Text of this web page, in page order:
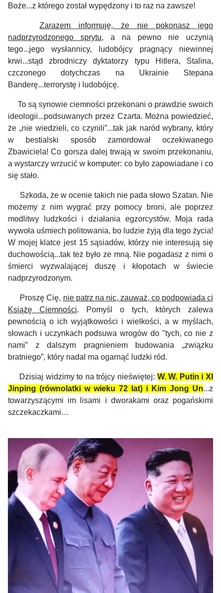
Boże...z którego został wypędzony i to raz na zawsze!
Zarazem informuję, że nie pokonasz jego
nadprzyrodzonego sprytu, a na pewno nie uczynią
tego...jego wysłannicy, ludobójcy pragnący niewinnej
krwi...stąd zbrodniczy dyktatorzy typu Hitlera, Stalina,
czczonego dotychczas na Ukrainie Stepana
Banderę...terrorystę i ludobójcę.
To są synowie ciemności przekonani o prawdzie swoich
ideologii...podsuwanych przez Czarta. Można powiedzieć,
że „nie wiedzieli, co czynili”...tak jak naród wybrany, który
w bestialski sposób zamordował oczekiwanego
Zbawiciela! Co gorsza dalej trwają w swoim przekonaniu,
a wystarczy wrzucić w komputer: co było zapowiadane i co
się stało.
Szkoda, że w ocenie takich nie pada słowo Szatan. Nie
możemy z nim wygrać przy pomocy broni, ale poprzez
modlitwy ludzkości i działania egzorcystów. Moja rada
wywoła uśmiech politowania, bo ludzie żyją dla tego życia!
W mojej klatce jest 15 sąsiadów, którzy nie interesują się
duchowością...tak też było ze mną. Nie pogadasz z nimi o
śmierci wyzwalającej duszę i kłopotach w świecie
nadprzyrodzonym.
Proszę Cię, nie patrz na nic, zauważ, co podpowiada ci
Książę Ciemności. Pomyśl o tych, których zalewa
pewnością o ich wyjątkowości i wielkości, a w myślach,
słowach i uczynkach podsuwa wrogów do "tych, co nie z
nami” z dalszym pragnieniem budowania „związku
bratniego”, który nadal ma ogarnąć ludzki ród.
Dzisiaj widzimy to na trójcy nieświętej: W. W. Putin i XI
Jinping (równolatki w wieku 72 lat) i Kim Jong Un...z
towarzyszącymi im lisami i dworakami oraz pogańskimi
szczekaczkami…